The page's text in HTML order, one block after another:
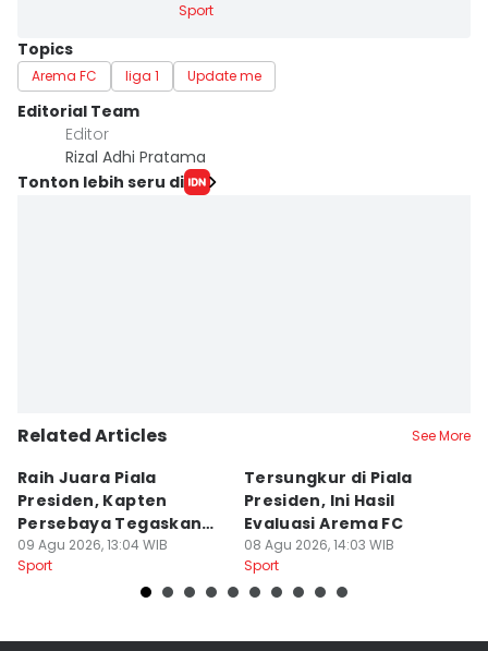
Sport
Topics
Arema FC liga 1 Update me
Editorial Team
Editor
Rizal Adhi Pratama
Tonton lebih seru di
Related Articles See More
Raih Juara Piala
Presiden, Kapten
Persebaya Tegaskan
Punya Misi Besar
09 Agu 2026, 13:04 WIB
Sport
Tersungkur di Piala
Presiden, Ini Hasil
Evaluasi Arema FC
08 Agu 2026, 14:03 WIB
Sport